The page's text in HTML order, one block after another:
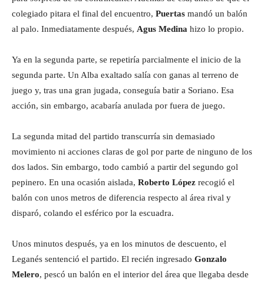
colegiado pitara el final del encuentro, Puertas mandó un balón
al palo. Inmediatamente después, Agus Medina hizo lo propio.
Ya en la segunda parte, se repetiría parcialmente el inicio de la
segunda parte. Un Alba exaltado salía con ganas al terreno de
juego y, tras una gran jugada, conseguía batir a Soriano. Esa
acción, sin embargo, acabaría anulada por fuera de juego.
La segunda mitad del partido transcurría sin demasiado
movimiento ni acciones claras de gol por parte de ninguno de los
dos lados. Sin embargo, todo cambió a partir del segundo gol
pepinero. En una ocasión aislada, Roberto López recogió el
balón con unos metros de diferencia respecto al área rival y
disparó, colando el esférico por la escuadra.
Unos minutos después, ya en los minutos de descuento, el
Leganés sentenció el partido. El recién ingresado Gonzalo
Melero, pescó un balón en el interior del área que llegaba desde